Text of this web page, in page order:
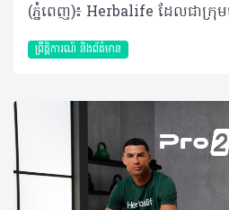
ព្រឹត្តិការណ៍ និងព័ត៌មាន